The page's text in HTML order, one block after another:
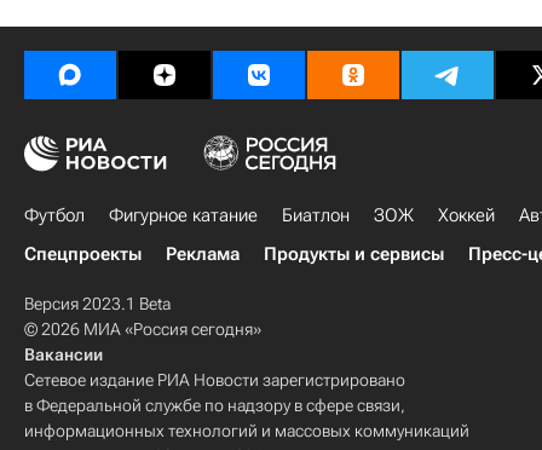
Футбол Фигурное катание Биатлон ЗОЖ Хоккей
Спецпроекты
Реклама Продукты и сервисы Пресс-
Версия 2023.1 Beta
© 2026 МИА «Россия сегодня»
Вакансии
Сетевое издание РИА Новости зарегистрировано
в Федеральной службе по надзору в сфере связи,
информационных технологий и массовых коммуникаций